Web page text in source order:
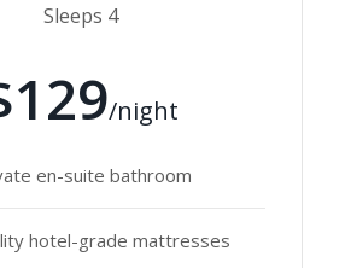
Sleeps 4
/night
en-suite bathroom
hotel-grade mattresses